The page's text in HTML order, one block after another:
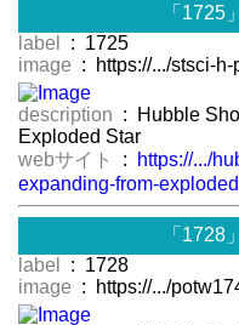
「1725
label
: 1725
image : https://.../stsci-
description : Hubble
Exploded Star
webサイト
:
https://.../
expanding-from-
「1728
label
: 1728
image : https://.../